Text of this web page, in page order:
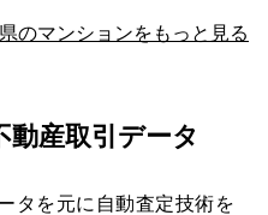
のマンションをもっと見る
動産取引データ
タを元に自動査定技術を